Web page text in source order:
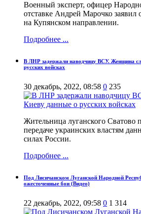
Военный эксперт, офицер
отставке Андрей Марочко заявил
на Купянском направлении.
Подробнее ...
В ЛНР задержали наводчицу ВСУ. Женщина
русских войсках
30 декабрь, 2022, 08:58 0 235
Жительница луганского Сватово
передаче украинских властям
силах России.
Подробнее ...
Под Лисичанском Луганской Народной
ожесточенные бои (Видео)
22 декабрь, 2022, 09:58 0 1 314